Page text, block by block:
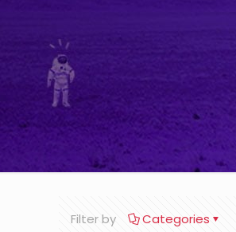
Filter by Categories